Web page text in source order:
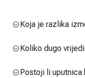
Koja je razlika
Koliko dugo
Postoji li uputnica